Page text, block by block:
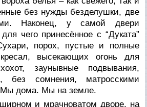
без нужды безделушки, две
Наконец, у самой двери
чего принесённое с “Дуката”
порох, пустые и полные
высекающих огонь для
заунывные подвывания,
без сомнения, матросскими
дома. Мы на земле.
и мрачноватом дворе, на